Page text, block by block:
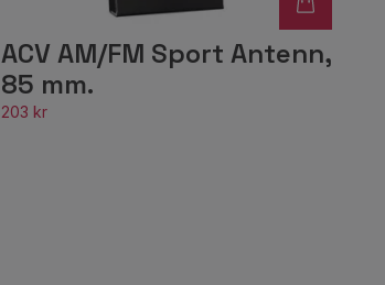
ACV AM/FM Sport Antenn,
85 mm.
203 kr